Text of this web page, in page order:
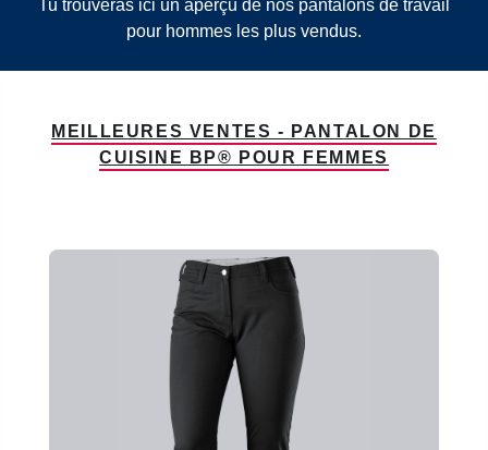
Tu trouveras ici un aperçu de nos pantalons de travail
pour hommes les plus vendus.
MEILLEURES VENTES - PANTALON DE
CUISINE BP® POUR FEMMES